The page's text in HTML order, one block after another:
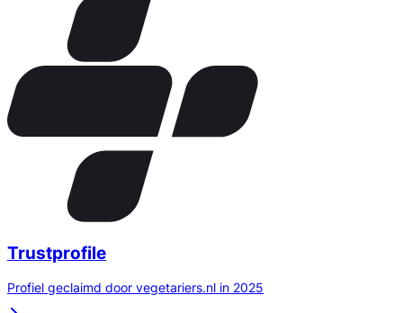
Trustprofile
Profiel geclaimd door vegetariers.nl in 2025